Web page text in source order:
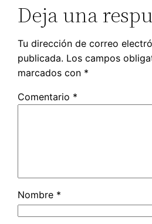
Deja una
Tu dirección de correo
publicada. Los campos
marcados con *
Comentario *
Nombre *